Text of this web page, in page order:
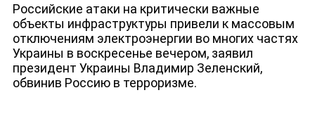
Российские атаки на критически важные
объекты инфраструктуры привели к массовым
отключениям электроэнергии во многих частях
Украины в воскресенье вечером, заявил
президент Украины Владимир Зеленский,
обвинив Россию в терроризме.